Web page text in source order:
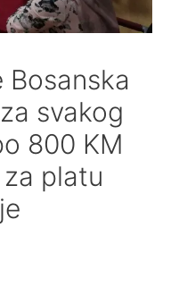
Bosanska
svakog
800 KM
platu